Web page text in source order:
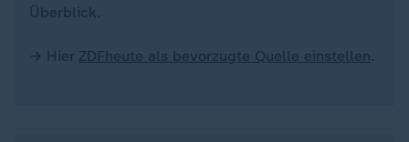
Überblick.
→ Hier ZDFheute als bevorzugte Quelle einstellen.